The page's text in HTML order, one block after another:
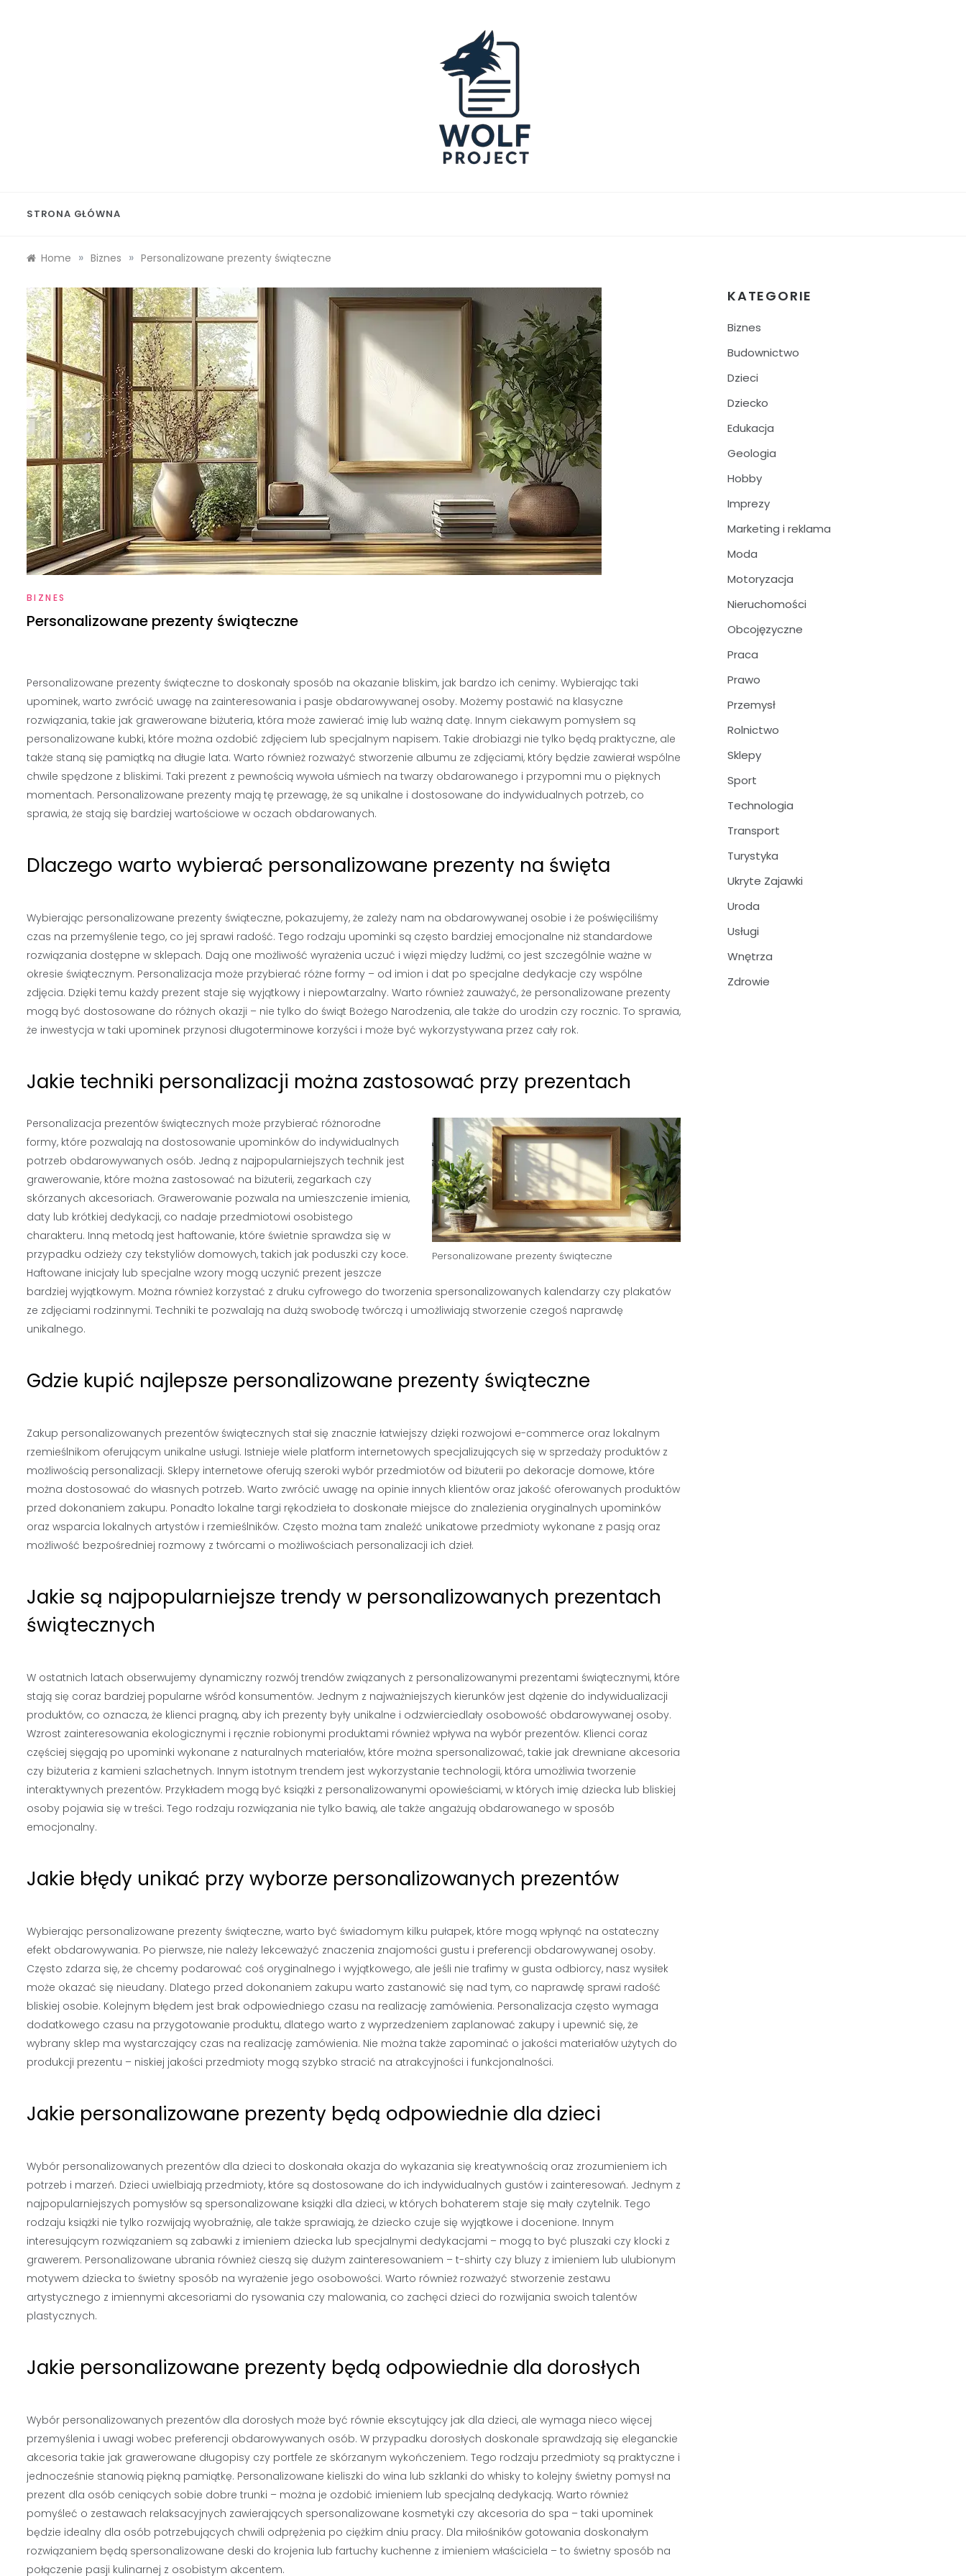
STRONA GŁÓWNA
Home » Biznes » Personalizowane prezenty świąteczne
BIZNES
Personalizowane prezenty świąteczne
Personalizowane prezenty świąteczne to doskonały sposób na okazanie bliskim, jak bardzo ich cenimy. Wybierając taki
upominek, warto zwrócić uwagę na zainteresowania i pasje obdarowywanej osoby. Możemy postawić na klasyczne
rozwiązania, takie jak grawerowane biżuteria, która może zawierać imię lub ważną datę. Innym ciekawym pomysłem są
personalizowane kubki, które można ozdobić zdjęciem lub specjalnym napisem. Takie drobiazgi nie tylko będą praktyczne, ale
także staną się pamiątką na długie lata. Warto również rozważyć stworzenie albumu ze zdjęciami, który będzie zawierał wspólne
chwile spędzone z bliskimi. Taki prezent z pewnością wywoła uśmiech na twarzy obdarowanego i przypomni mu o pięknych
momentach. Personalizowane prezenty mają tę przewagę, że są unikalne i dostosowane do indywidualnych potrzeb, co
sprawia, że stają się bardziej wartościowe w oczach obdarowanych.
Dlaczego warto wybierać personalizowane prezenty na święta
Wybierając personalizowane prezenty świąteczne, pokazujemy, że zależy nam na obdarowywanej osobie i że poświęciliśmy
czas na przemyślenie tego, co jej sprawi radość. Tego rodzaju upominki są często bardziej emocjonalne niż standardowe
rozwiązania dostępne w sklepach. Dają one możliwość wyrażenia uczuć i więzi między ludźmi, co jest szczególnie ważne w
okresie świątecznym. Personalizacja może przybierać różne formy – od imion i dat po specjalne dedykacje czy wspólne
zdjęcia. Dzięki temu każdy prezent staje się wyjątkowy i niepowtarzalny. Warto również zauważyć, że personalizowane prezenty
mogą być dostosowane do różnych okazji – nie tylko do świąt Bożego Narodzenia, ale także do urodzin czy rocznic. To sprawia,
że inwestycja w taki upominek przynosi długoterminowe korzyści i może być wykorzystywana przez cały rok.
Jakie techniki personalizacji można zastosować przy prezentach
Personalizowane prezenty świąteczne
Personalizacja prezentów świątecznych może przybierać różnorodne
formy, które pozwalają na dostosowanie upominków do indywidualnych
potrzeb obdarowywanych osób. Jedną z najpopularniejszych technik jest
grawerowanie, które można zastosować na biżuterii, zegarkach czy
skórzanych akcesoriach. Grawerowanie pozwala na umieszczenie imienia,
daty lub krótkiej dedykacji, co nadaje przedmiotowi osobistego
charakteru. Inną metodą jest haftowanie, które świetnie sprawdza się w
przypadku odzieży czy tekstyliów domowych, takich jak poduszki czy koce.
Haftowane inicjały lub specjalne wzory mogą uczynić prezent jeszcze
bardziej wyjątkowym. Można również korzystać z druku cyfrowego do tworzenia spersonalizowanych kalendarzy czy plakatów
ze zdjęciami rodzinnymi. Techniki te pozwalają na dużą swobodę twórczą i umożliwiają stworzenie czegoś naprawdę
unikalnego.
Gdzie kupić najlepsze personalizowane prezenty świąteczne
Zakup personalizowanych prezentów świątecznych stał się znacznie łatwiejszy dzięki rozwojowi e-commerce oraz lokalnym
rzemieślnikom oferującym unikalne usługi. Istnieje wiele platform internetowych specjalizujących się w sprzedaży produktów z
możliwością personalizacji. Sklepy internetowe oferują szeroki wybór przedmiotów od biżuterii po dekoracje domowe, które
można dostosować do własnych potrzeb. Warto zwrócić uwagę na opinie innych klientów oraz jakość oferowanych produktów
przed dokonaniem zakupu. Ponadto lokalne targi rękodzieła to doskonałe miejsce do znalezienia oryginalnych upominków
oraz wsparcia lokalnych artystów i rzemieślników. Często można tam znaleźć unikatowe przedmioty wykonane z pasją oraz
możliwość bezpośredniej rozmowy z twórcami o możliwościach personalizacji ich dzieł.
Jakie są najpopularniejsze trendy w personalizowanych prezentach
świątecznych
W ostatnich latach obserwujemy dynamiczny rozwój trendów związanych z personalizowanymi prezentami świątecznymi, które
stają się coraz bardziej popularne wśród konsumentów. Jednym z najważniejszych kierunków jest dążenie do indywidualizacji
produktów, co oznacza, że klienci pragną, aby ich prezenty były unikalne i odzwierciedlały osobowość obdarowywanej osoby.
Wzrost zainteresowania ekologicznymi i ręcznie robionymi produktami również wpływa na wybór prezentów. Klienci coraz
częściej sięgają po upominki wykonane z naturalnych materiałów, które można spersonalizować, takie jak drewniane akcesoria
czy biżuteria z kamieni szlachetnych. Innym istotnym trendem jest wykorzystanie technologii, która umożliwia tworzenie
interaktywnych prezentów. Przykładem mogą być książki z personalizowanymi opowieściami, w których imię dziecka lub bliskiej
osoby pojawia się w treści. Tego rodzaju rozwiązania nie tylko bawią, ale także angażują obdarowanego w sposób
emocjonalny.
Jakie błędy unikać przy wyborze personalizowanych prezentów
Wybierając personalizowane prezenty świąteczne, warto być świadomym kilku pułapek, które mogą wpłynąć na ostateczny
efekt obdarowywania. Po pierwsze, nie należy lekceważyć znaczenia znajomości gustu i preferencji obdarowywanej osoby.
Często zdarza się, że chcemy podarować coś oryginalnego i wyjątkowego, ale jeśli nie trafimy w gusta odbiorcy, nasz wysiłek
może okazać się nieudany. Dlatego przed dokonaniem zakupu warto zastanowić się nad tym, co naprawdę sprawi radość
bliskiej osobie. Kolejnym błędem jest brak odpowiedniego czasu na realizację zamówienia. Personalizacja często wymaga
dodatkowego czasu na przygotowanie produktu, dlatego warto z wyprzedzeniem zaplanować zakupy i upewnić się, że
wybrany sklep ma wystarczający czas na realizację zamówienia. Nie można także zapominać o jakości materiałów użytych do
produkcji prezentu – niskiej jakości przedmioty mogą szybko stracić na atrakcyjności i funkcjonalności.
Jakie personalizowane prezenty będą odpowiednie dla dzieci
Wybór personalizowanych prezentów dla dzieci to doskonała okazja do wykazania się kreatywnością oraz zrozumieniem ich
potrzeb i marzeń. Dzieci uwielbiają przedmioty, które są dostosowane do ich indywidualnych gustów i zainteresowań. Jednym z
najpopularniejszych pomysłów są spersonalizowane książki dla dzieci, w których bohaterem staje się mały czytelnik. Tego
rodzaju książki nie tylko rozwijają wyobraźnię, ale także sprawiają, że dziecko czuje się wyjątkowe i docenione. Innym
interesującym rozwiązaniem są zabawki z imieniem dziecka lub specjalnymi dedykacjami – mogą to być pluszaki czy klocki z
grawerem. Personalizowane ubrania również cieszą się dużym zainteresowaniem – t-shirty czy bluzy z imieniem lub ulubionym
motywem dziecka to świetny sposób na wyrażenie jego osobowości. Warto również rozważyć stworzenie zestawu
artystycznego z imiennymi akcesoriami do rysowania czy malowania, co zachęci dzieci do rozwijania swoich talentów
plastycznych.
Jakie personalizowane prezenty będą odpowiednie dla dorosłych
Wybór personalizowanych prezentów dla dorosłych może być równie ekscytujący jak dla dzieci, ale wymaga nieco więcej
przemyślenia i uwagi wobec preferencji obdarowywanych osób. W przypadku dorosłych doskonale sprawdzają się eleganckie
akcesoria takie jak grawerowane długopisy czy portfele ze skórzanym wykończeniem. Tego rodzaju przedmioty są praktyczne i
jednocześnie stanowią piękną pamiątkę. Personalizowane kieliszki do wina lub szklanki do whisky to kolejny świetny pomysł na
prezent dla osób ceniących sobie dobre trunki – można je ozdobić imieniem lub specjalną dedykacją. Warto również
pomyśleć o zestawach relaksacyjnych zawierających spersonalizowane kosmetyki czy akcesoria do spa – taki upominek
będzie idealny dla osób potrzebujących chwili odprężenia po ciężkim dniu pracy. Dla miłośników gotowania doskonałym
rozwiązaniem będą spersonalizowane deski do krojenia lub fartuchy kuchenne z imieniem właściciela – to świetny sposób na
połączenie pasji kulinarnej z osobistym akcentem.
KATEGORIE
Biznes
Budownictwo
Dzieci
Dziecko
Edukacja
Geologia
Hobby
Imprezy
Marketing i reklama
Moda
Motoryzacja
Nieruchomości
Obcojęzyczne
Praca
Prawo
Przemysł
Rolnictwo
Sklepy
Sport
Technologia
Transport
Turystyka
Ukryte Zajawki
Uroda
Usługi
Wnętrza
Zdrowie